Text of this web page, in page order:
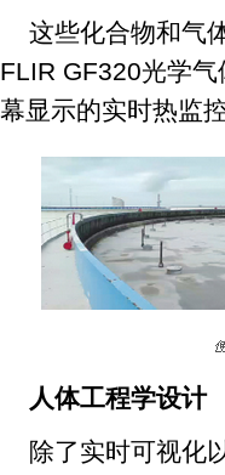
这些化合物和气
FLIR GF320光学
幕显示的实时热监
人体工程学设计
除了实时可视化